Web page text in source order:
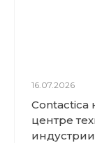
16.07.2026
Contactica
центре
индустрии